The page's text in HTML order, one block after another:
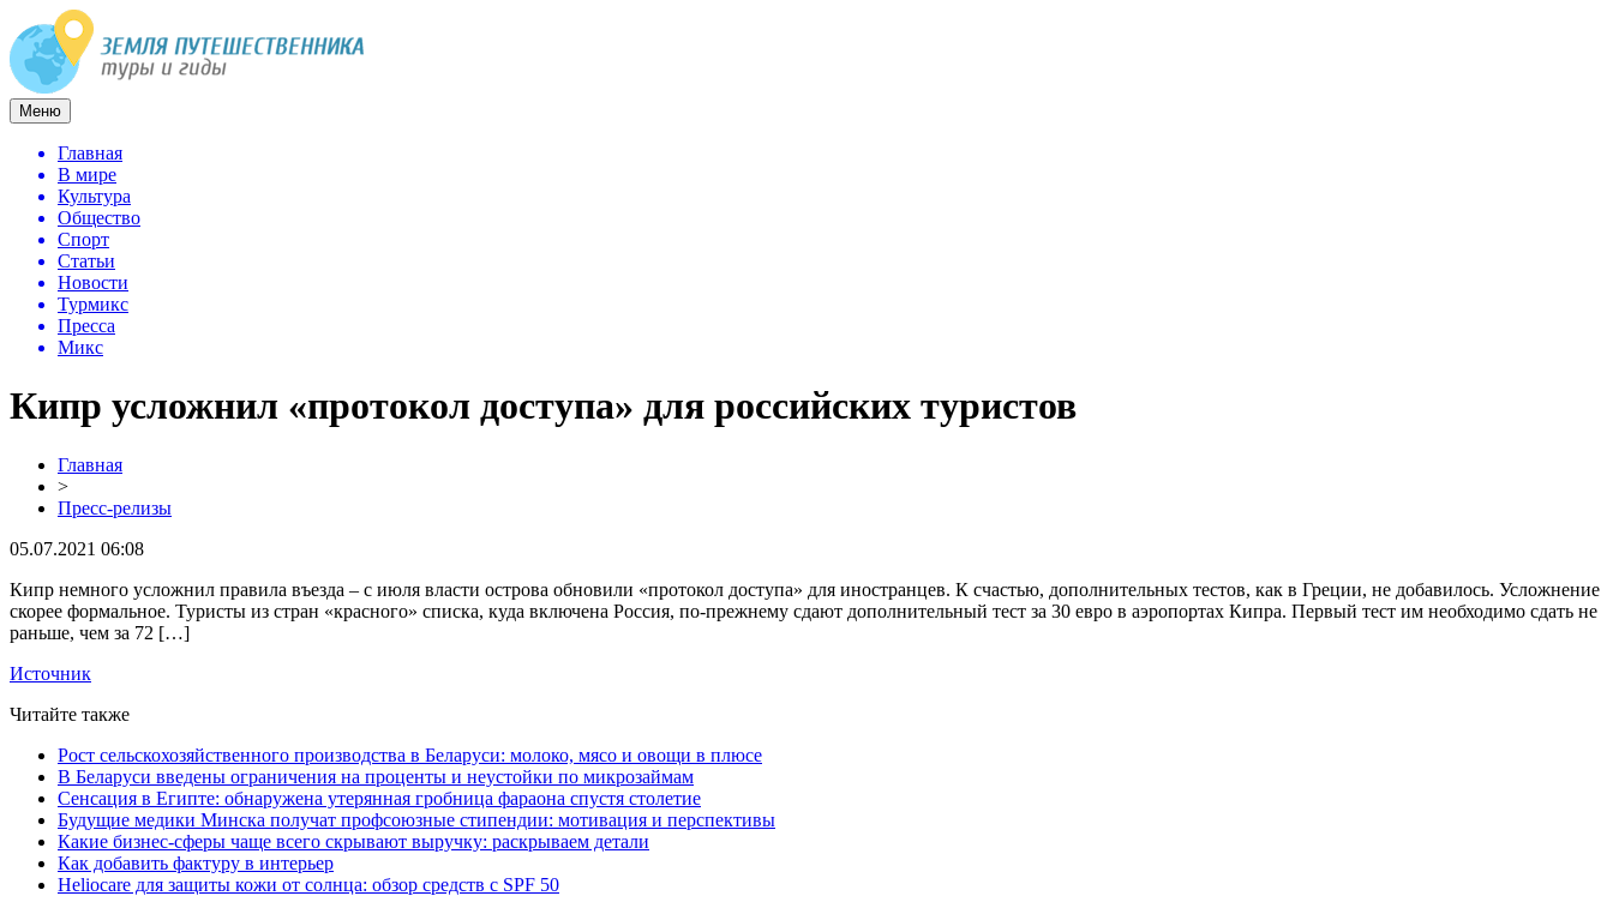
Меню
Главная
В мире
Культура
Общество
Спорт
Статьи
Новости
Турмикс
Пресса
Микс
Кипр усложнил «протокол доступа» для российских туристов
Главная
>
Пресс-релизы
05.07.2021 06:08
Кипр немного усложнил правила въезда – с июля власти острова обновили «протокол доступа» для иностранцев. К счастью, дополнительных тестов, как в Греции, не добавилось. Усложнение
скорее формальное. Туристы из стран «красного» списка, куда включена Россия, по-прежнему сдают дополнительный тест за 30 евро в аэропортах Кипра. Первый тест им необходимо сдать не
раньше, чем за 72 […]
Источник
Читайте также
Рост сельскохозяйственного производства в Беларуси: молоко, мясо и овощи в плюсе
В Беларуси введены ограничения на проценты и неустойки по микрозаймам
Сенсация в Египте: обнаружена утерянная гробница фараона спустя столетие
Будущие медики Минска получат профсоюзные стипендии: мотивация и перспективы
Какие бизнес-сферы чаще всего скрывают выручку: раскрываем детали
Как добавить фактуру в интерьер
Heliocare для защиты кожи от солнца: обзор средств с SPF 50